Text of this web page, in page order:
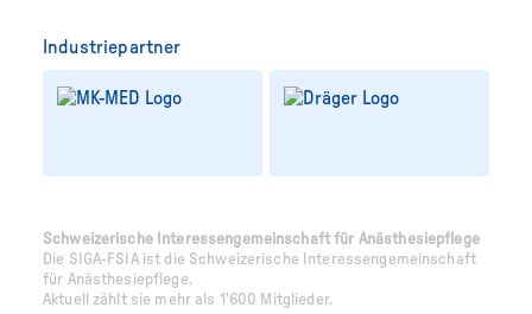
Industriepartner
Schweizerische Interessengemeinschaft für Anästhesiepflege
Die SIGA-FSIA ist die Schweizerische Interessengemeinschaft
für Anästhesiepflege.
Aktuell zählt sie mehr als 1'600 Mitglieder.